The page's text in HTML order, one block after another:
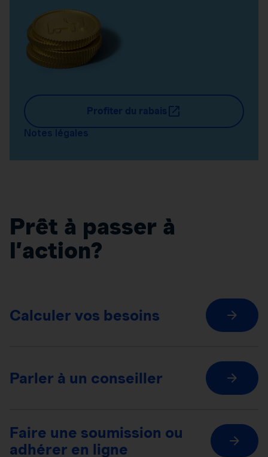
Profiter du rabais
Notes légales
Prêt à passer à
l’action?
Calculer vos besoins
Parler à un conseiller
Faire une soumission ou
adhérer en ligne